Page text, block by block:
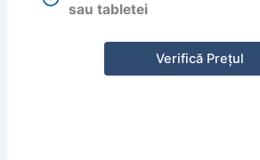
sau tabletei
Verifică Prețul